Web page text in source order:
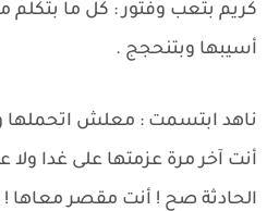
كريم بتعب وفتور : كل ما بتكلم
أسيبها وبتنحجج .
ناهد ابتسمت : معلش اتحملها
أنت آخر مرة عزمتها على غدا
الحادثة صح ! أنت مقصر معاها !